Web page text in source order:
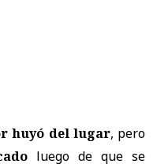
huyó del lugar, pero
luego de que se